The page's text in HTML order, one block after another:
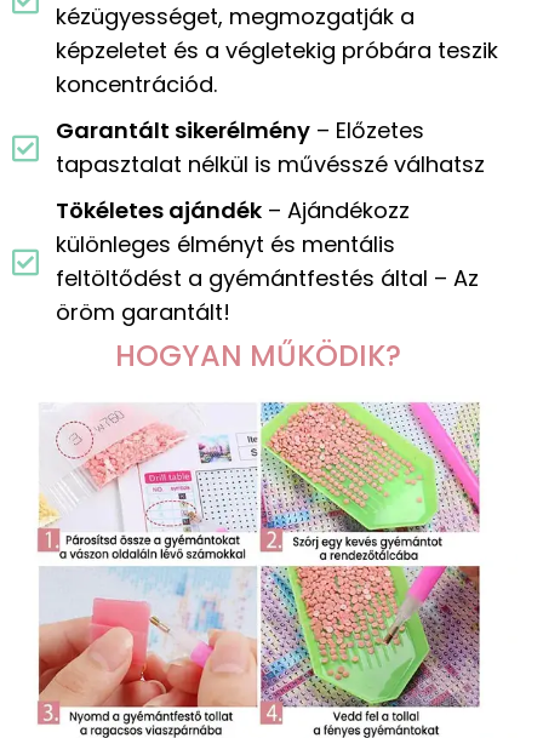
kézügyességet, megmozgatják a
képzeletet és a végletekig próbára teszik
koncentrációd.
Garantált sikerélmény – Előzetes
tapasztalat nélkül is művésszé válhatsz
Tökéletes ajándék – Ajándékozz
különleges élményt és mentális
feltöltődést a gyémántfestés által – Az
öröm garantált!
HOGYAN MŰKÖDIK?